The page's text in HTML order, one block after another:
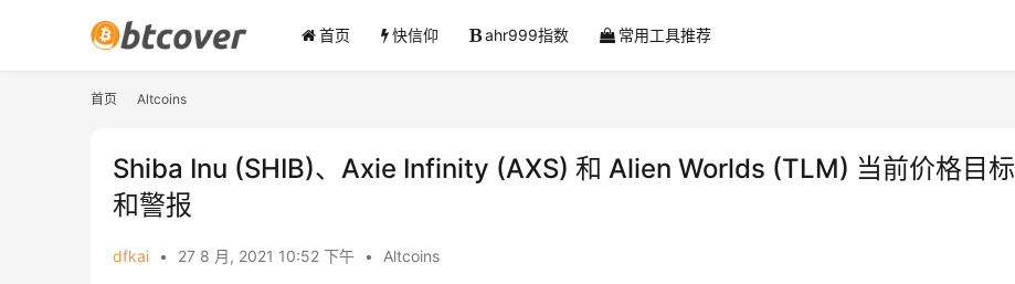
首页 快信仰 ahr999指数 常用工具推荐
首页 Altcoins
Shiba Inu (SHIB)、Axie Infinity (AXS) 和 Alien Worlds (TLM) 当前价格目标
和警报
dfkai • 27 8 月, 2021 10:52 下午 • Altcoins